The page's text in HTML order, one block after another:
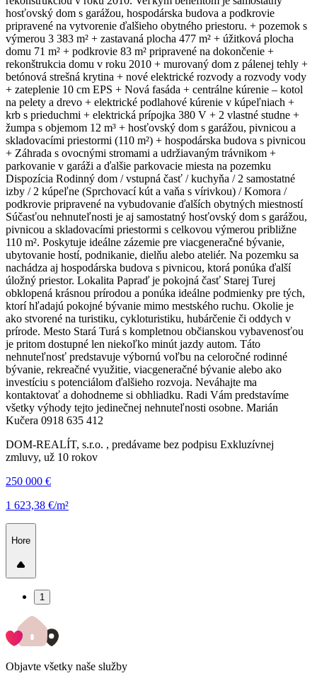
hosťovský dom s garážou, hospodárska budova a podkrovie
pripravené na vytvorenie ďalšieho obytného priestoru. + pozemok s
výmerou 3 383 m² + zastavaná plocha 477 m² + úžitková plocha
domu 71 m² + podkrovie 83 m² pripravené na dokončenie +
rekonštrukcia domu v roku 2010 + murovaný dom z pálenej tehly +
betónová strešná krytina + nové elektrické rozvody a rozvody vody
+ zateplenie 10 cm EPS + Nová fasáda + centrálne kúrenie – kotol
na pelety a drevo + elektrické podlahové kúrenie v kúpeľniach +
krb s prieduchmi + elektrická prípojka 380 V + 2 vlastné studne +
žumpa s objemom 12 m³ + hosťovský dom s garážou, pivnicou a
skladovacími priestormi (110 m²) + hospodárska budova s pivnicou
+ Záhrada s ovocnými stromami a udržiavaným trávnikom +
parkovanie v garáži a ďalšie parkovacie miesta na pozemku
Dispozícia Rodinný dom / vstupná časť / kuchyňa / 2 samostatné
izby / 2 kúpeľne (Sprchovací kút a vaňa s vírivkou) / Komora /
podkrovie pripravené na vybudovanie ďalších obytných miestností
Súčasťou nehnuteľnosti je aj samostatný hosťovský dom s garážou,
pivnicou a skladovacími priestormi s celkovou výmerou približne
110 m². Poskytuje ideálne zázemie pre viacgeneračné bývanie,
ubytovanie hostí, podnikanie, dielňu alebo ateliér. Na pozemku sa
nachádza aj hospodárska budova s pivnicou, ktorá ponúka ďalší
úložný priestor. Lokalita Papraď je pokojná časť Starej Turej
obklopená krásnou prírodou a ponúka ideálne podmienky pre tých,
ktorí hľadajú pokojné bývanie mimo mestského ruchu. Okolie je
ako stvorené na turistiku, cykloturistiku, hubárčenie či oddych v
prírode. Mesto Stará Turá s kompletnou občianskou vybavenosťou
je pritom dostupné len niekoľko minút jazdy autom. Táto
nehnuteľnosť predstavuje výbornú voľbu na celoročné rodinné
bývanie, rekreačné využitie, viacgeneračné bývanie alebo ako
investíciu s potenciálom ďalšieho rozvoja. Neváhajte ma
kontaktovať a dohodneme si obhliadku. Radi Vám predstavíme
všetky výhody tejto jedinečnej nehnuteľnosti osobne. Marián
Kučera 0918 635 412
DOM-REALÍT, s.r.o. , predávame bez podpisu Exkluzívnej
zmluvy, už 10 rokov
250 000 €
1 623,38 €/m²
Hore
1
Objavte všetky naše služby